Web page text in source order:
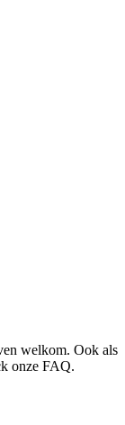
welkom. Ook als
onze FAQ.